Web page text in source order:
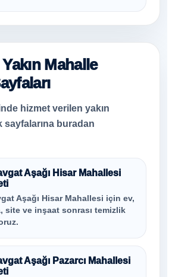
Mahalle
hizmet verilen yakın
sayfalarına buradan
Aşağı Hisar Mahallesi
Aşağı Hisar Mahallesi için ev,
site ve inşaat sonrası temizlik
Aşağı Pazarcı Mahallesi